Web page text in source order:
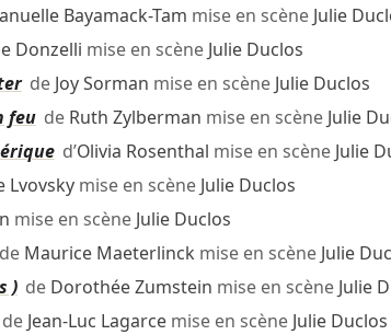
Bayamack-Tam mise en scène Julie
Donzelli mise en scène Julie Duclos
de Joy Sorman mise en scène Julie Duclos
feude Ruth Zylberman mise en scène Julie
d’Olivia Rosenthal mise en scène Julie
Lvovskymise en scène Julie Duclos
mise en scène Julie Duclos
Maurice Maeterlinck mise en scène Julie
)de Dorothée Zumstein mise en scène Julie
Jean-Luc Lagarcemise en scène Julie Duclos